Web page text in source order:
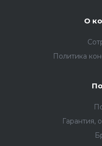
О
Политика
Гарантия,